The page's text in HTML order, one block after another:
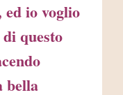
io voglio
questo
bella